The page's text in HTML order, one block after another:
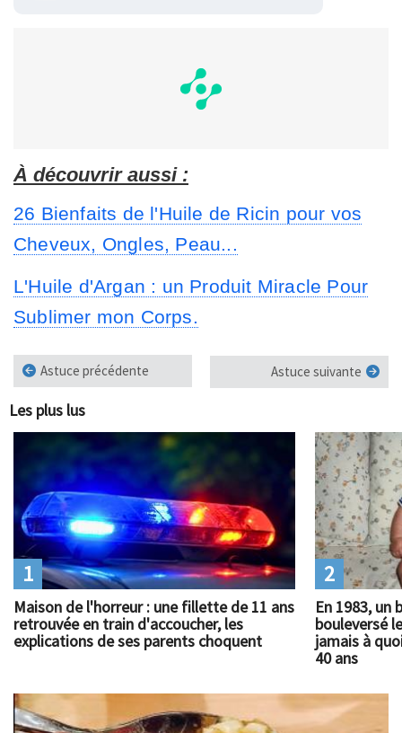
À découvrir aussi :
26 Bienfaits de l'Huile de Ricin pour vos
Cheveux, Ongles, Peau...
L'Huile d'Argan : un Produit Miracle Pour
Sublimer mon Corps.
Astuce précédente Astuce suivante
Les plus lus
Maison de l'horreur : une fillette de 11 ans
retrouvée en train d'accoucher, les
explications de ses parents choquent
1
En 1983, un
bouleversé
jamais à
40 ans
2